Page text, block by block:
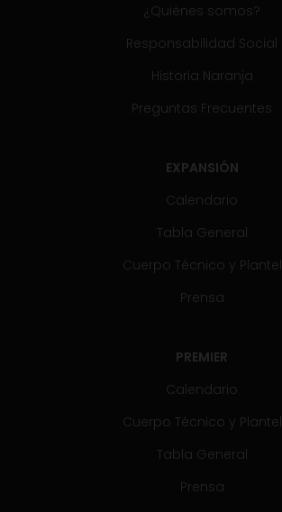
¿Quiénes somos?
Responsabilidad Social
Historia Naranja
Preguntas Frecuentes
EXPANSIÓN
Calendario
Tabla General
Cuerpo Técnico y Plantel
Prensa
PREMIER
Calendario
Cuerpo Técnico y Plantel
Tabla General
Prensa